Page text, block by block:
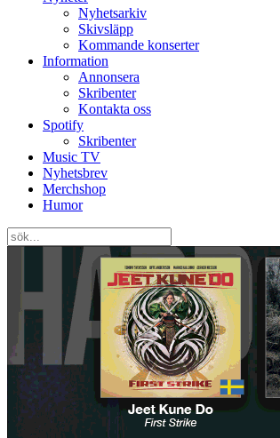
Nyhetsarkiv
Skivsläpp
Kommande konserter
Information
Annonsera
Skribenter
Kontakta oss
Spotify
Skribenter
Music TV
Nyhetsbrev
Merchshop
Humor